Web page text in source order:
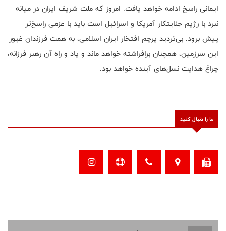
ایمانی راسخ ادامه خواهد یافت. امروز که ملت شریف ایران در میانه
نبرد با رژیم جنایتکار آمریکا و اسرائیل است باید با عزمی راسخ‌تر
پیش برود. بی‌تردید پرچم افتخار ایران اسلامی، به همت فرزندان غیور
این سرزمین، همچنان برافراشته خواهد ماند و یاد و راه آن رهبر فرزانه،
چراغ هدایت نسل‌های آینده خواهد بود.
ما را دنبال کنید